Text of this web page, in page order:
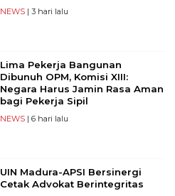
NEWS| 3 hari lalu
Lima Pekerja Bangunan
Dibunuh OPM, Komisi XIII:
Negara Harus Jamin Rasa Aman
bagi Pekerja Sipil
NEWS| 6 hari lalu
UIN Madura-APSI Bersinergi
Cetak Advokat Berintegritas